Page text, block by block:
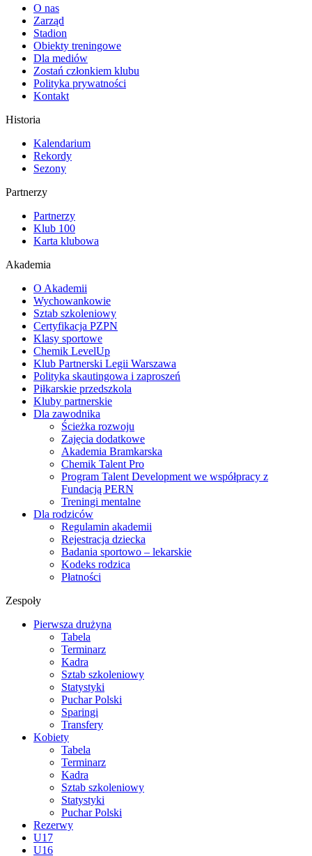
O nas
Zarząd
Stadion
Obiekty treningowe
Dla mediów
Zostań członkiem klubu
Polityka prywatności
Kontakt
Historia
Kalendarium
Rekordy
Sezony
Partnerzy
Partnerzy
Klub 100
Karta klubowa
Akademia
O Akademii
Wychowankowie
Sztab szkoleniowy
Certyfikacja PZPN
Klasy sportowe
Chemik LevelUp
Klub Partnerski Legii Warszawa
Polityka skautingowa i zaproszeń
Piłkarskie przedszkola
Kluby partnerskie
Dla zawodnika
Ścieżka rozwoju
Zajęcia dodatkowe
Akademia Bramkarska
Chemik Talent Pro
Program Talent Development we współpracy z
Fundacją PERN
Treningi mentalne
Dla rodziców
Regulamin akademii
Rejestracja dziecka
Badania sportowo – lekarskie
Kodeks rodzica
Płatności
Zespoły
Pierwsza drużyna
Tabela
Terminarz
Kadra
Sztab szkoleniowy
Statystyki
Puchar Polski
Sparingi
Transfery
Kobiety
Tabela
Terminarz
Kadra
Sztab szkoleniowy
Statystyki
Puchar Polski
Rezerwy
U17
U16